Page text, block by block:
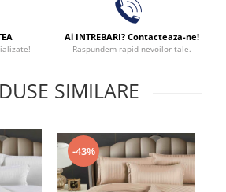
Ai INTREBARI? Contacteaza-ne!
Raspundem rapid nevoilor tale.
SIMILARE
-43%